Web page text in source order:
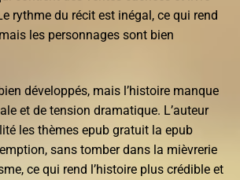
rythme du récit est inégal, ce qui rend
les personnages sont bien
développés, mais l’histoire manque
et de tension dramatique. L’auteur
les thèmes epub gratuit la epub
sans tomber dans la mièvrerie
ce qui rend l’histoire plus crédible et